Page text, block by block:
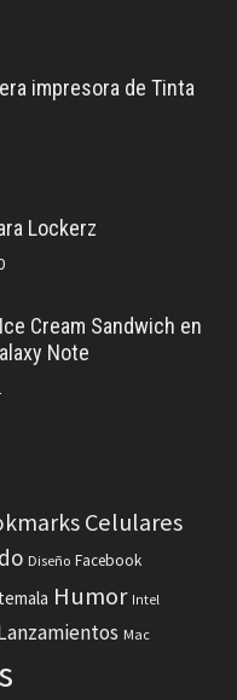
impresora de Tinta
Lockerz
Cream Sandwich en
Note
Celulares
Diseño Facebook
Humor Intel
Mac